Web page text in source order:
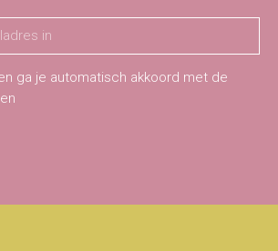
ga je automatisch akkoord met de